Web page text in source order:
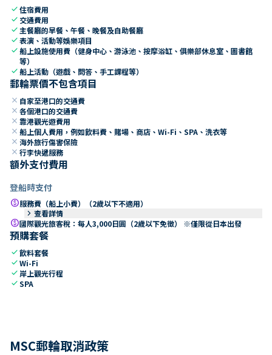
check住宿費用
check 交通費用
check 主餐廳的早餐、午餐、晚餐及自助餐廳
check表演、活動等娛樂項目
check船上設施使用費（健身中心、游泳池、按摩浴缸、俱樂部休息室、圖書館
等）
check船上活動（遊戲、問答、手工課程等）
郵輪票價不包含項目
close 自家至港口的交通費
close 各個港口的交通費
close 靠港觀光遊費用
close 船上個人費用，例如飲料費、賭場、商店、Wi-Fi、SPA、洗衣等
close 海外旅行傷害保險
close 行李快遞服務
額外支付費用
登船時支付
paid服務費（船上小費）（2歲以下不適用）
keyboard_arrow_right 查看詳情
paid國際觀光旅客稅：每人3,000日圓（2歲以下免徵） ※僅限從日本出發
預購套餐
check飲料套餐
checkWi-Fi
check 岸上觀光行程
checkSPA
MSC郵輪取消政策